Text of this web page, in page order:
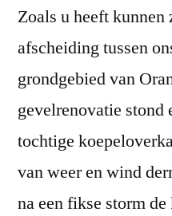
door
een
reactie
Na
twee
een
nieuwe
Zoals u heeft kunnen
afscheiding tussen
grondgebied van
gevelrenovatie stond
tochtige
van weer en wind
na een fikse storm